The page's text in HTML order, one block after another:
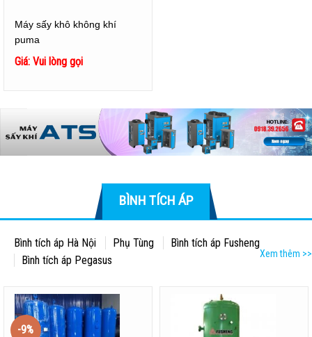
Máy sấy khô không khí
puma
Giá: Vui lòng gọi
BÌNH TÍCH ÁP
Bình tích áp Hà Nội Phụ Tùng
Bình tích áp Fusheng
Bình tích áp Pegasus
Xem thêm >>
-9%